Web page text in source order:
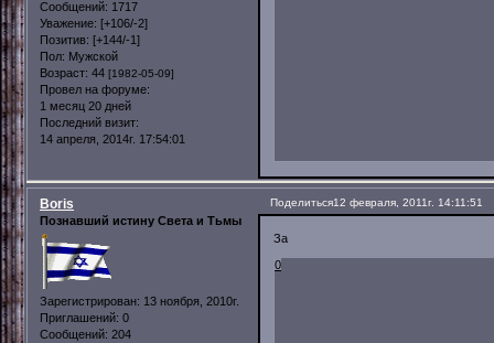
Сообщений: 1717
Уважение: [+106/-2]
Позитив: [+144/-1]
Пол: Мужской
Возраст: 44 [1982-05-09]
Провел на форуме:
1 месяц 20 дней
Последний визит:
14 апреля, 2014г. 17:54:01
Поделиться12 февраля, 2011г. 14:11:51
Boris
Познавший истину Света и Тьмы
Зарегистрирован: 13 ноября, 2010г.
Приглашений: 0
Сообщений: 204
За
0